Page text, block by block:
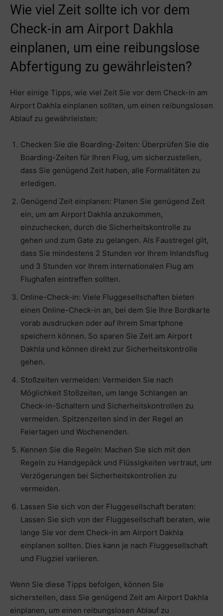
Wie viel Zeit sollte ich vor dem
Check-in am Airport Dakhla
einplanen, um eine reibungslose
Abfertigung zu gewährleisten?
Hier einige Tipps, wie viel Zeit Sie vor dem Check-in am
Airport Dakhla einplanen sollten, um einen reibungslosen
Ablauf zu gewährleisten:
Checken Sie die Boarding-Zeiten: Überprüfen Sie die
Boarding-Zeiten für Ihren Flug, um sicherzustellen,
dass Sie genügend Zeit haben, alle Formalitäten zu
erledigen.
Genügend Zeit einplanen: Planen Sie genügend Zeit
ein, um am Airport Dakhla anzukommen,
einzuchecken, durch die Sicherheitskontrolle zu
gehen und zum Gate zu gelangen. Als Faustregel gilt,
dass Sie mindestens 2 Stunden vor Ihrem Inlandsflug
und 3 Stunden vor Ihrem internationalen Flug am
Flughafen eintreffen sollten.
Online-Check-in: Viele Fluggesellschaften bieten
einen Online-Check-in an, bei dem Sie Ihre Bordkarte
vorab ausdrucken oder auf Ihrem Smartphone
speichern können. So sparen Sie Zeit am Airport
Dakhla und können direkt zur Sicherheitskontrolle
gehen.
Stoßzeiten vermeiden: Vermeiden Sie nach
Möglichkeit Stoßzeiten, um lange Schlangen an
Check-in-Schaltern und Sicherheitskontrollen zu
vermeiden. Spitzenzeiten sind in der Regel an
Feiertagen und Wochenenden.
Kennen Sie die Regeln: Machen Sie sich mit den
Regeln zu Handgepäck und Flüssigkeiten vertraut, um
Verzögerungen bei Sicherheitskontrollen zu
vermeiden.
Lassen Sie sich von der Fluggesellschaft beraten:
Lassen Sie sich von der Fluggesellschaft beraten, wie
lange Sie vor dem Check-in am Airport Dakhla
einplanen sollten. Dies kann je nach Fluggesellschaft
und Flugziel variieren.
Wenn Sie diese Tipps befolgen, können Sie
sicherstellen, dass Sie genügend Zeit am Airport Dakhla
einplanen, um einen reibungslosen Ablauf zu